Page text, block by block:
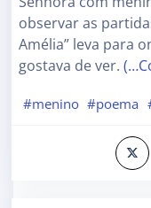
observar as
Amélia” leva para
gostava de ver.
#menino #poema